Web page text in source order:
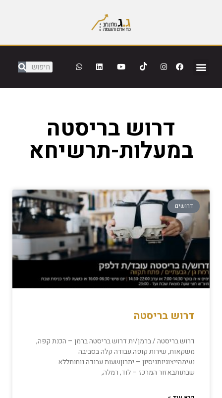
דרוש בריסטה
במעלות-תרשיחא
דרושים
דרוש בריסטה
דרוש בריסטה / ברמן/ית דרוש בריסטה ברמן – הכנת קפה,
משקאות, שירות קופה.עבודה קלה בסביבה
נעימהייצוגיותניסיון – יתרוןשעות עבודה נוחותללא
שבתותבאזור המרכז – לוד, רמלה,